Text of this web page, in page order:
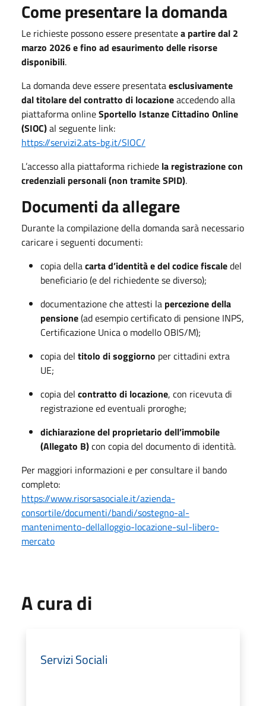
Come presentare la domanda
Le richieste possono essere presentatea partire dal 2
marzo 2026 e fino ad esaurimento delle risorse
disponibili.
La domanda deve essere presentataesclusivamente
dal titolare del contratto di locazioneaccedendo alla
piattaforma onlineSportello Istanze Cittadino Online
(SIOC)al seguente link:
https://servizi2.ats-bg.it/SIOC/
L’accesso alla piattaforma richiede la registrazione con
credenziali personali (non tramite SPID).
Documenti da allegare
Durante la compilazione della domanda sarà necessario
caricare i seguenti documenti:
copia dellacarta d’identità e del codice fiscaledel
beneficiario (e del richiedente se diverso);
documentazione che attesti la percezione della
pensione(ad esempio certificato di pensione INPS,
Certificazione Unica o modello OBIS/M);
copia del titolo di soggiorno per cittadini extra
UE;
copia del contratto di locazione, con ricevuta di
registrazione ed eventuali proroghe;
dichiarazione del proprietario dell’immobile
(Allegato B)con copia del documento di identità.
Per maggiori informazioni e per consultare il bando
completo:
https://www.risorsasociale.it/azienda-
consortile/documenti/bandi/sostegno-al-
mantenimento-dellalloggio-locazione-sul-libero-
mercato
A cura di
Servizi Sociali